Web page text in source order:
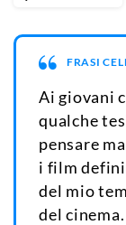
FRASI
Ai giovani
qualche
pensare
i film
del mio
del cinema.